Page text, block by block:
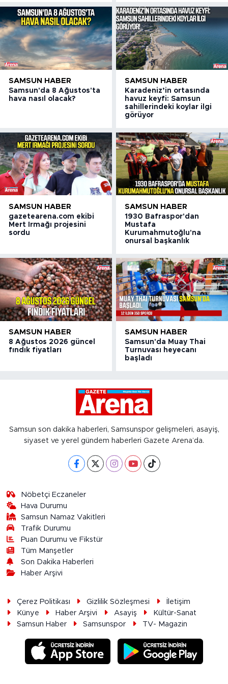
SAMSUN HABER
Samsun'da 8 Ağustos'ta
hava nasıl olacak?
SAMSUN HABER
Karadeniz’in ortasında
havuz keyfi: Samsun
sahillerindeki koylar ilgi
görüyor
SAMSUN HABER
gazetearena.com ekibi
Mert Irmağı projesini
sordu
SAMSUN HABER
1930 Bafraspor'dan
Mustafa
Kurumahmutoğlu'na
onursal başkanlık
SAMSUN HABER
8 Ağustos 2026 güncel
fındık fiyatları
SAMSUN HABER
Samsun'da Muay Thai
Turnuvası heyecanı
başladı
Samsun son dakika haberleri, Samsunspor gelişmeleri, asayiş,
siyaset ve yerel gündem haberleri Gazete Arena’da.
Nöbetçi Eczaneler
Hava Durumu
Samsun Namaz Vakitleri
Trafik Durumu
Puan Durumu ve Fikstür
Tüm Manşetler
Son Dakika Haberleri
Haber Arşivi
Çerez Politikası Gizlilik Sözleşmesi
İletişim
Künye
Haber Arşivi Asayiş
Kültür-Sanat
Samsun Haber
Samsunspor TV- Magazin